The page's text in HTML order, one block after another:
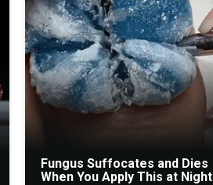
Fungus Suffocates and Dies
When You Apply This at Night